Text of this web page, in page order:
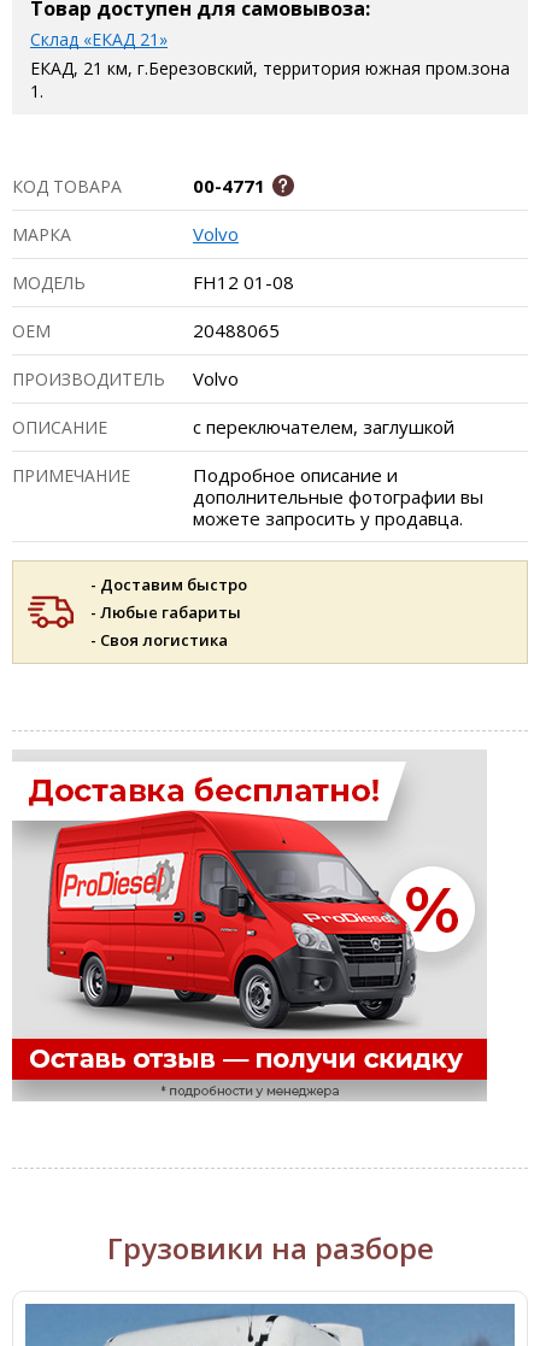
Товар доступен для самовывоза:
Склад «ЕКАД 21»
ЕКАД, 21 км, г.Березовский, территория южная пром.зона
1.
КОД ТОВАРА 00-4771
МАРКА Volvo
МОДЕЛЬ FH12 01-08
ОЕМ 20488065
ПРОИЗВОДИТЕЛЬ Volvo
ОПИСАНИЕ с переключателем, заглушкой
ПРИМЕЧАНИЕ
Подробное описание и
дополнительные фотографии вы
можете запросить у продавца.
- Доставим быстро
- Любые габариты
- Своя логистика
Грузовики на разборе